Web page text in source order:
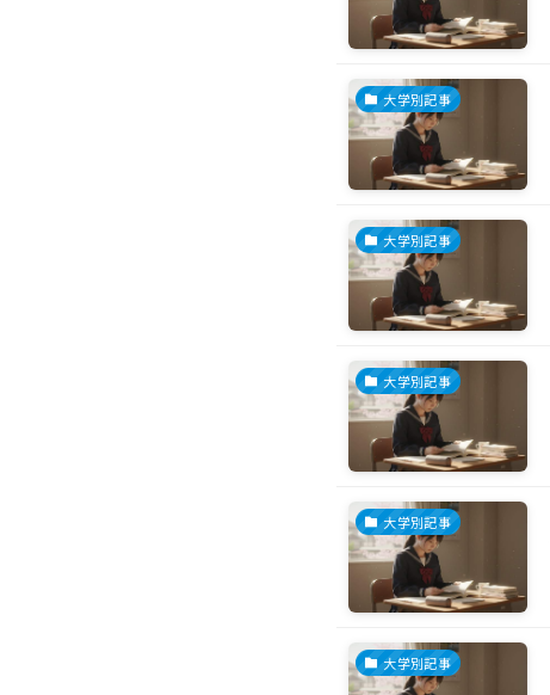
大学別記事
大学別記事
大学別記事
大学別記事
大学別記事